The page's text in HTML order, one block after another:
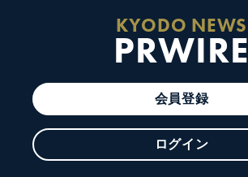
KYODO NEWS
PRWIRE
会員登録
ログイン